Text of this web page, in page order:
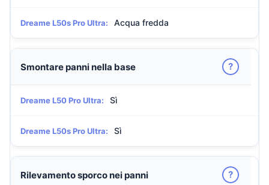
Dreame L50s Pro Ultra: Acqua fredda
Smontare panni nella base ?
Dreame L50 Pro Ultra: Sì
Dreame L50s Pro Ultra: Sì
Rilevamento sporco nei panni ?